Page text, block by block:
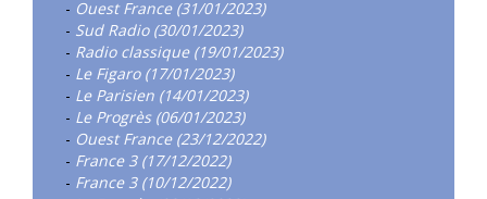
- Ouest France (31/01/2023)
- Sud Radio (30/01/2023)
- Radio classique (19/01/2023)
- Le Figaro (17/01/2023)
- Le Parisien (14/01/2023)
- Le Progrès (06/01/2023)
- Ouest France (23/12/2022)
- France 3 (17/12/2022)
- France 3 (10/12/2022)